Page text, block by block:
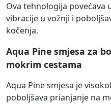
Ova tehnologija povećava
vibracije u vožnji i
kočenja.
Aqua Pine smjesa za
mokrim cestama
Aqua Pine smjesa je
poboljšava prianjanje na